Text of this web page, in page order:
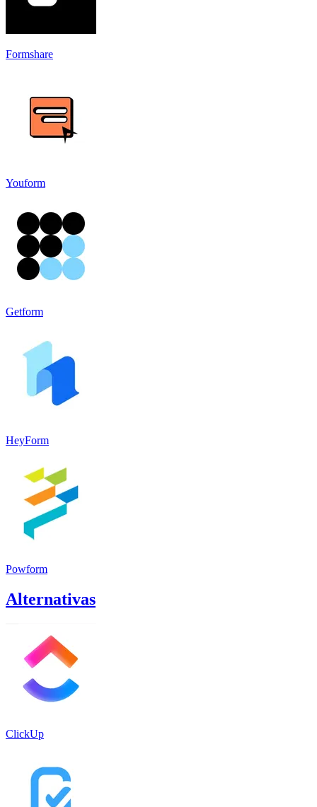
Formshare
Youform
Getform
HeyForm
Powform
Alternativas
ClickUp